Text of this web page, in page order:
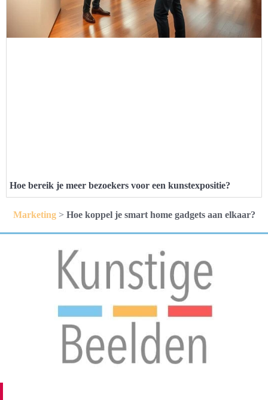
Hoe bereik je meer bezoekers voor een kunstexpositie?
Marketing> Hoe koppel je smart home gadgets aan elkaar?